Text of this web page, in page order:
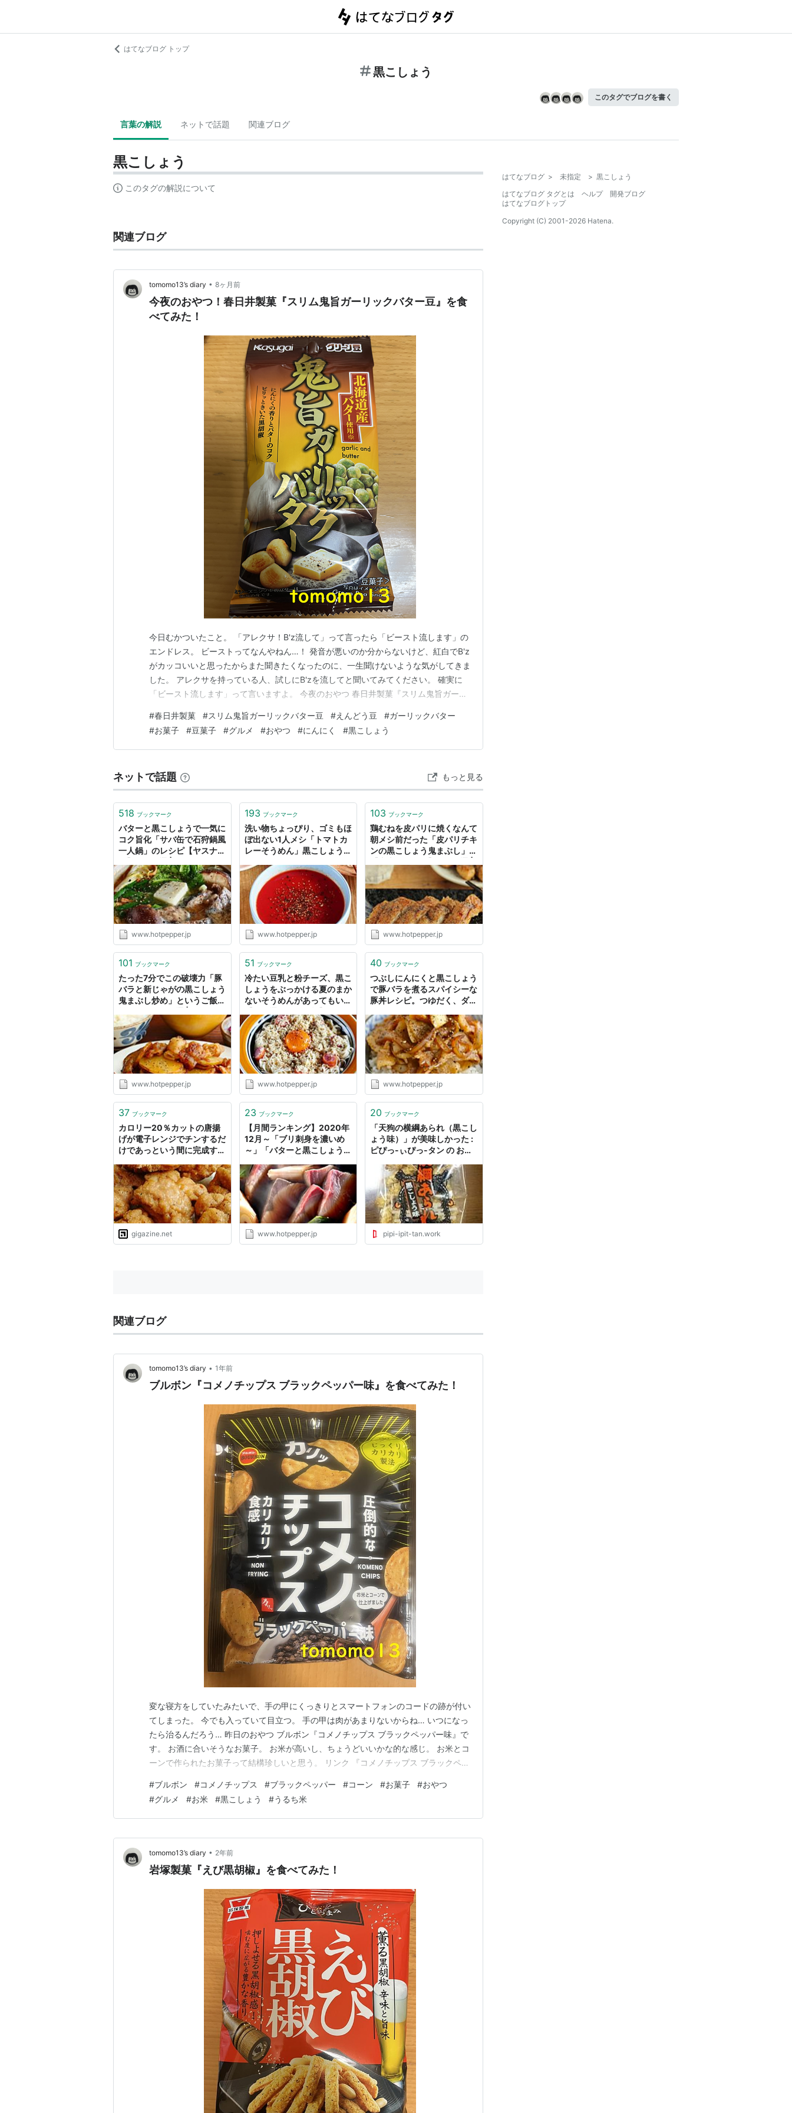
はてなブログ トップ
黒こしょう
このタグでブログを書く
言葉の解説 ネットで話題 関連ブログ
黒こしょう
このタグの解説について
関連ブログ
tomomo13’s diary • 8ヶ月前
今夜のおやつ！春日井製菓『スリム鬼旨ガーリックバター豆』を食
べてみた！
今日むかついたこと。 「アレクサ！B'z流して」って言ったら「ビースト流します」の
エンドレス。 ビーストってなんやねん…！ 発音が悪いのか分からないけど、紅白でB'z
がカッコいいと思ったからまた聞きたくなったのに、一生聞けないような気がしてきま
した。 アレクサを持っている人、試しにB'zを流してと聞いてみてください。 確実に
「ビースト流します」って言いますよ。 今夜のおやつ 春日井製菓『スリム鬼旨ガーリ
しまった。 絶対にビールに合うやつ… 商品名だけで1缶飲めそうな勢いです。笑 『ス
リム鬼旨ガーリックバター豆』はガ…
#春日井製菓 #スリム鬼旨ガーリックバター豆 #えんどう豆 #ガーリックバター
#お菓子 #豆菓子 #グルメ #おやつ #にんにく #黒こしょう
ネットで話題 もっと見る
518 ブックマーク
バターと黒こしょうで一気に
コク旨化「サバ缶で石狩鍋風
一人鍋」のレシピ【ヤスナリ
ーグルメ
www.hotpepper.jp
193 ブックマーク
洗い物ちょっぴり、ゴミもほ
ぼ出ない1人メシ「トマトカ
レーそうめん」黒こしょうを
【ヤスナリオ】 - メシ通 | ホ
ットペッパーグルメ
www.hotpepper.jp
103 ブックマーク
鶏むねを皮パリに焼くなんて
朝メシ前だった「皮パリチキ
ンの黒こしょう鬼まぶし」
ホットペッパーグルメ
www.hotpepper.jp
101 ブックマーク
たった7分でこの破壊力「豚
バラと新じゃがの黒こしょう
鬼まぶし炒め」というご飯泥
ッパーグルメ
www.hotpepper.jp
51 ブックマーク
冷たい豆乳と粉チーズ、黒こ
しょうをぶっかける夏のまか
ないそうめんがあってもいい
通 | ホットペッパーグルメ
www.hotpepper.jp
40 ブックマーク
つぶしにんにくと黒こしょう
で豚バラを煮るスパイシーな
豚丼レシピ。つゆだく、ダブ
通 | ホットペッパーグルメ
www.hotpepper.jp
37 ブックマーク
カロリー20％カットの唐揚
げが電子レンジでチンするだ
けであっという間に完成する
粉 黒こしょう＆ガーリック
風味」
gigazine.net
23 ブックマーク
【月間ランキング】2020年
12月～「ブリ刺身を濃いめ
～」「バターと黒こしょうで
- メシ通 | ホットペッパーグ
ルメ
www.hotpepper.jp
20 ブックマーク
「天狗の横綱あられ（黒こし
ょう味）」が美味しかった :
ピぴっ-ぃぴっ-タン の お告
pipi-ipit-tan.work
関連ブログ
tomomo13’s diary • 1年前
ブルボン『コメノチップス ブラックペッパー味』を食べてみた！
変な寝方をしていたみたいで、手の甲にくっきりとスマートフォンのコードの跡が付い
てしまった。 今でも入っていて目立つ。 手の甲は肉があまりないからね… いつになっ
たら治るんだろう… 昨日のおやつ ブルボン『コメノチップス ブラックペッパー味』で
す。 お酒に合いそうなお菓子。 お米が高いし、ちょうどいいかな的な感じ。 お米とコ
ーンで作られたお菓子って結構珍しいと思う。 リンク 『コメノチップス ブラックペッ
ックペッパー味に仕上げました。 税込み159円。 裏面。 製造者はブルボン。 生地はう
るち米粉、コーングリッツ、乾燥…
#ブルボン #コメノチップス #ブラックペッパー #コーン #お菓子 #おやつ
#グルメ #お米 #黒こしょう #うるち米
tomomo13’s diary • 2年前
岩塚製菓『えび黒胡椒』を食べてみた！
はてなブログ > 未指定 > 黒こしょう
はてなブログ タグとは
ヘルプ
開発ブログ
はてなブログトップ
Copyright (C) 2001-2026 Hatena.